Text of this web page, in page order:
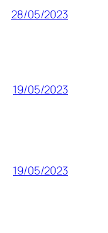
28/05/2023
19/05/2023
19/05/2023